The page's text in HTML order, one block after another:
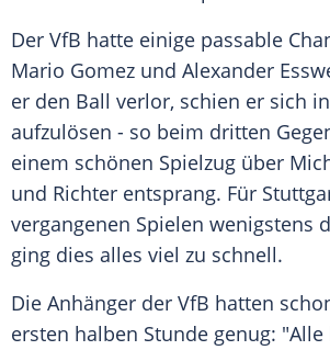
Der VfB hatte einige passable
Mario Gomez und Alexander
er den Ball verlor, schien er sich
aufzulösen - so beim dritten
einem schönen Spielzug über
und Richter entsprang. Für
vergangenen Spielen wenigstens
ging dies alles viel zu schnell.
Die Anhänger der VfB hatten
ersten halben Stunde genug: